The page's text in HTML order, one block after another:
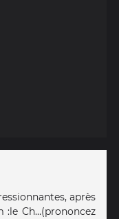
après
Ch…(prononcez